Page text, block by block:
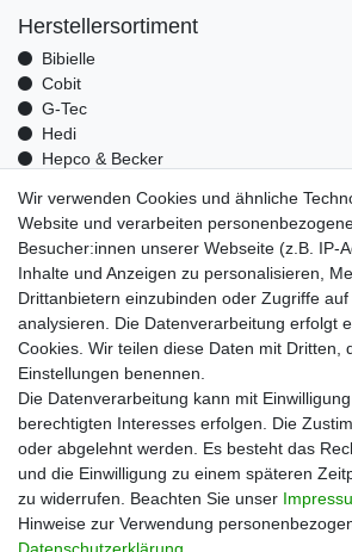
Herstellersortiment
Bibielle
Cobit
G-Tec
Hedi
Hepco & Becker
Optrel
Pressol
Telwin
Mehr über uns
Zahlungsarten
Versand
Kontakt
Unsere Kaufabwicklung ist durch
Wir verwenden Cookies und ähnliche
Website und verarbeiten
Besucher:innen unserer Webseite (z.B. IP-
Inhalte und Anzeigen zu personalisieren,
Drittanbietern einzubinden oder Zugriffe
analysieren. Die Datenverarbeitung erfolgt
Cookies. Wir teilen diese Daten mit Dritten,
Einstellungen benennen.
Die Datenverarbeitung kann mit
berechtigten Interesses erfolgen. Die
oder abgelehnt werden. Es besteht das
und die Einwilligung zu einem späteren
zu widerrufen. Beachten Sie unser
Hinweise zur Verwendung